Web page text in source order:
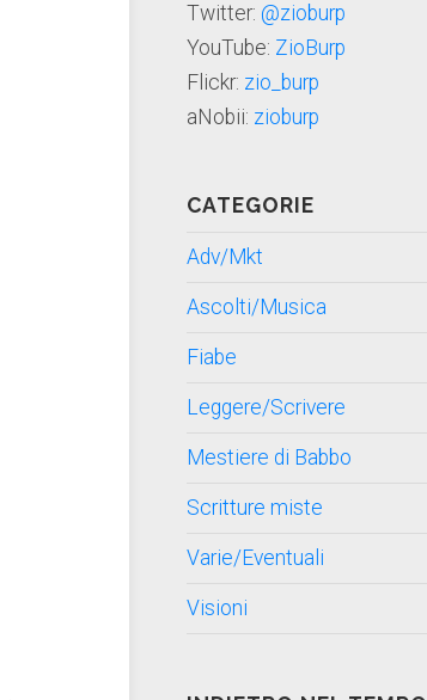
Twitter: @zioburp
YouTube: ZioBurp
Flickr: zio_burp
aNobii: zioburp
CATEGORIE
Adv/Mkt
Ascolti/Musica
Fiabe
Leggere/Scrivere
Mestiere di Babbo
Scritture miste
Varie/Eventuali
Visioni